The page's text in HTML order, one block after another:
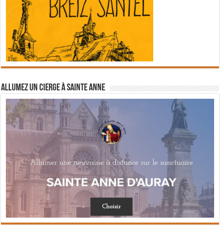
Allumez un cierge à Sainte Anne